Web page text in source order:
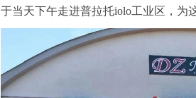
于当天下午走进普拉托iolo工业区，为